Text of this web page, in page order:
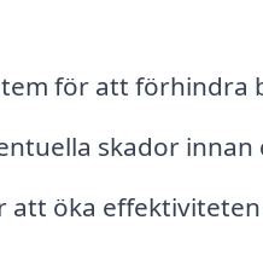
för att förhindra
skador innan
öka